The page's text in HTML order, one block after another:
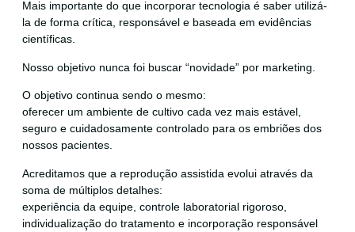
Mais importante do que incorporar tecnologia é saber utilizá-
la de forma crítica, responsável e baseada em evidências
científicas.
Nosso objetivo nunca foi buscar “novidade” por marketing.
O objetivo continua sendo o mesmo:
oferecer um ambiente de cultivo cada vez mais estável,
seguro e cuidadosamente controlado para os embriões dos
nossos pacientes.
Acreditamos que a reprodução assistida evolui através da
soma de múltiplos detalhes:
experiência da equipe, controle laboratorial rigoroso,
individualização do tratamento e incorporação responsável